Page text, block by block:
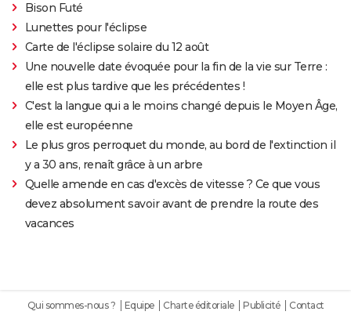
Bison Futé
Lunettes pour l'éclipse
Carte de l'éclipse solaire du 12 août
Une nouvelle date évoquée pour la fin de la vie sur Terre :
elle est plus tardive que les précédentes !
C'est la langue qui a le moins changé depuis le Moyen Âge,
elle est européenne
Le plus gros perroquet du monde, au bord de l'extinction il
y a 30 ans, renaît grâce à un arbre
Quelle amende en cas d'excès de vitesse ? Ce que vous
devez absolument savoir avant de prendre la route des
vacances
Qui sommes-nous ? Equipe Charte éditoriale Publicité
Contact